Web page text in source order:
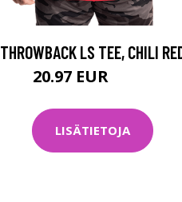
THROWBACK LS TEE, CHILI
20.97 EUR
LISÄTIETOJA